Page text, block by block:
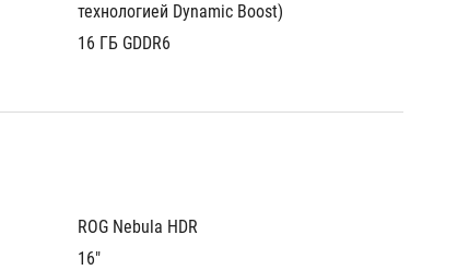
технологией Dynamic Boost)
16 ГБ GDDR6
ROG Nebula HDR
16"